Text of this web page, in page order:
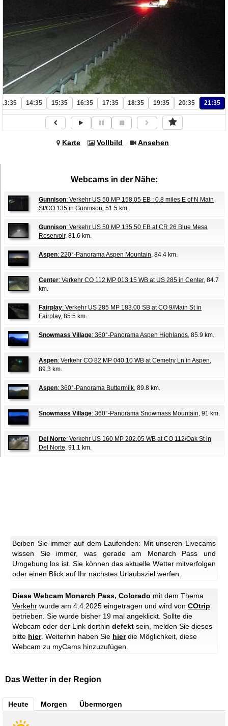
13:35 14:35 15:35 16:35 17:35 18:35 19:35 20:35 21:35
Karte Vollbild Ansehen
Webcams in der Nähe:
Gunnison: Verkehr US 50 MP 158.05 EB : 0.8 miles E of N Main
St/CO 135 in Gunnison, 51.5 km.
Gunnison: Verkehr US 50 MP 135.50 EB at CR 26 Blue Mesa
Reservoir, 81.6 km.
Aspen: 220°-Panorama Aspen Mountain, 84.4 km.
Center: Verkehr CO 112 MP 013.15 WB at US 285 in Center, 84.7
km.
Fairplay: Verkehr US 285 MP 183.00 SB at CO 9/Main St in
Fairplay, 85.5 km.
Snowmass Village: 360°-Panorama Aspen Highlands, 85.9 km.
Aspen: Verkehr CO 82 MP 040.10 WB at Cemetry Ln in Aspen,
89.3 km.
Aspen: 360°-Panorama Buttermilk, 89.8 km.
Snowmass Village: 360°-Panorama Snowmass Mountain, 91 km.
Del Norte: Verkehr US 160 MP 202.05 WB at CO 112/Oak St in
Del Norte, 91.1 km.
Beiben Sie immer auf dem Laufenden: Mit unseren Livecams
wissen Sie immer, was gerade am Monarch Pass und
Umgebung los ist. Sie können das aktuelle Wetter mitverfolgen
oder einen Blick auf Ihr nächstes Urlaubsziel werfen.
Diese Webcam Monarch Pass, Colorado mit dem Thema
Verkehr wurde am 4.4.2025 eingetragen und wird von COtrip
betrieben. Sie wurde bisher 19 mal angeklickt. Sollte die
Webcam oder der Link dorthin defekt sein, melden Sie dieses
bitte hier. Weiterhin haben Sie hierdie Möglichkeit, diese
Webcam zu myCams hinzuzufügen.
Das Wetter in der Region
Heute Morgen Übermorgen